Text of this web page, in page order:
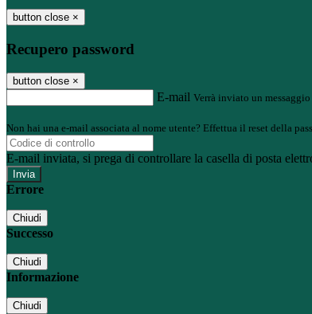
button close ×
Recupero password
button close ×
E-mail Verrà inviato un
Non hai una e-mail associata al nome utente? Effettua il reset della
E-mail inviata, si prega di controllare la casella di posta
Errore
Chiudi
Successo
Chiudi
Informazione
Chiudi